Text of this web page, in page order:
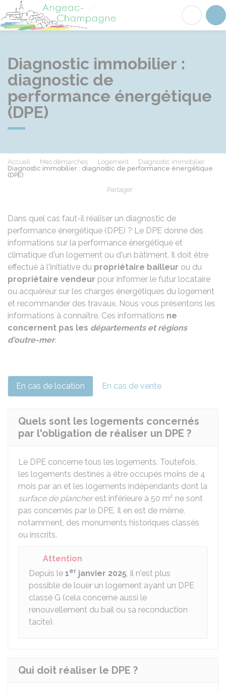
Angeac-Champagne
Diagnostic immobilier :
diagnostic de
performance énergétique
(DPE)
Accueil Mes démarches Logement
Diagnostic immobilier
Diagnostic immobilier : diagnostic de performance énergétique
(DPE)
Partager
Dans quel cas faut-il réaliser un diagnostic de
performance énergétique (DPE) ? Le DPE donne des
informations sur la performance énergétique et
climatique d'un logement ou d'un bâtiment. Il doit être
effectué à l'initiative du propriétaire bailleur ou du
propriétaire vendeur pour informer le futur locataire
ou acquéreur sur les charges énergétiques du logement
et recommander des travaux. Nous vous présentons les
informations à connaître. Ces informations ne
concernent pas les départements et régions
d'outre-mer.
En cas de location En cas de vente
Quels sont les logements concernés
par l'obligation de réaliser un DPE ?
Le DPE concerne tous les logements. Toutefois,
les logements destinés à être occupés moins de 4
mois par an et les logements indépendants dont la
surface de plancherest inférieure à 50 m² ne sont
pas concernés par le DPE. Il en est de même,
notamment, des monuments historiques classés
ou inscrits.
Attention
Depuis le 1er janvier 2025, il n'est plus
possible de louer un logement ayant un DPE
classé G (cela concerne aussi le
renouvellement du bail ou sa reconduction
tacite).
Qui doit réaliser le DPE ?